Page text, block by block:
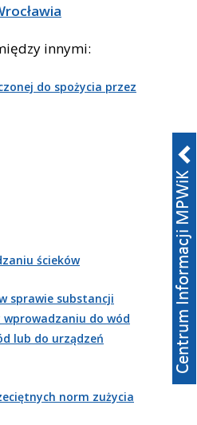
innymi:
do spożycia przez
ścieków
sprawie substancji
wprowadzaniu do wód
lub do urządzeń
norm zużycia